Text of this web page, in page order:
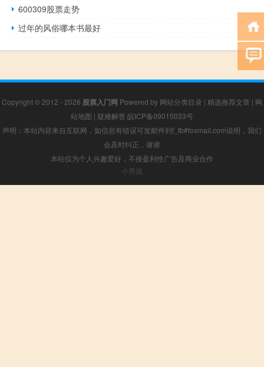
600309股票走势
过年的风俗哪本书最好
Copyright © 2012 - 2026 股票入门网 Powered by 网站分类目录 | 精选推荐文章 | 网
站地图 | 疑难解答 皖ICP备09015033号
声明：本站内容来自互联网，如信息有错误可发邮件到f_fb#foxmail.com说明，我们
会及时纠正，谢谢
本站仅为个人兴趣爱好，不接盈利性广告及商业合作
小男孩